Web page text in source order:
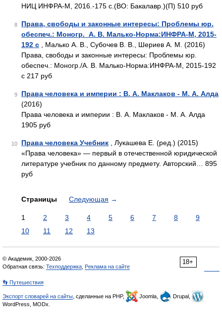
НИЦ ИНФРА-М, 2016.-175 с.(ВО: Бакалавр.)(П) 510 руб
8
Права, свободы и законные интересы: Проблемы юр.
обеспеч.: Моногр._А. В. Малько-Норма:ИНФРА-М, 2015-
192 с , Малько А. В., Субочев В. В., Шериев А. М. (2016)
Права, свободы и законные интересы: Проблемы юр.
обеспеч.: Моногр./А. В. Малько-Норма:ИНФРА-М, 2015-192
с 217 руб
9
Права человека и империи : В. А. Маклаков - М. А. Алда
(2016)
Права человека и империи : В. А. Маклаков - М. А. Алда
1905 руб
10 Права человека Учебник , Лукашева Е. (ред.) (2015)
«Права человека» — первый в отечественной юридической
литературе учебник по данному предмету. Авторский… 895
руб
Страницы Следующая →
1 2 3 4 5 6 7 8
9
10
11 12 13
18+
© Академик, 2000-2026
Обратная связь: Техподдержка Реклама на сайте
👣 Путешествия
Экспорт словарей на сайты , сделанные на PHP, Joomla,
Drupal,
WordPress, MODx.